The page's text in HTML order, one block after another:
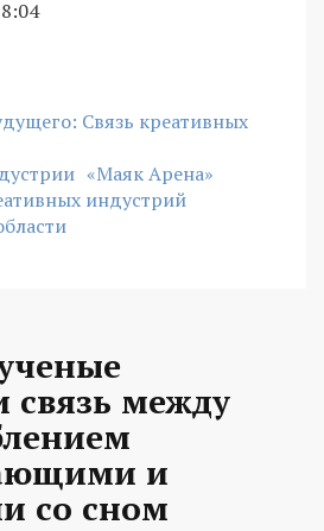
Связь креативных
«Маяк Арена»
индустрий
связь между
и
со сном